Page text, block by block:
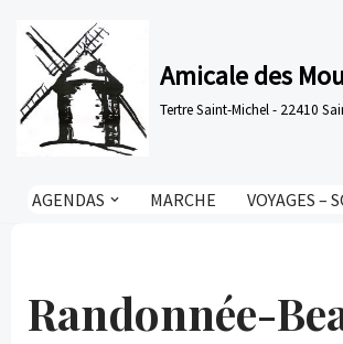
Aller
au
contenu
Amicale des
Tertre Saint-Michel - 22410
AGENDAS MARCHE VOYAGES –
Randonnée-